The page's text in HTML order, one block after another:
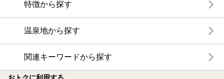
特徴から探す
温泉地から探す
関連キーワードから探す